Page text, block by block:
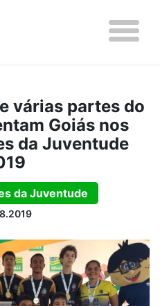
várias partes do
Goiás nos
da Juventude
da Juventude